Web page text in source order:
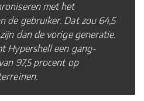
met het
de gebruiker. Dat zou 64,5
dan de vorige generatie.
Hypershell een gang-
97,5 procent op